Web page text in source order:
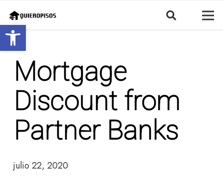
Abrir barra de herramientas
Mortgage
Discount from
Partner Banks
julio 22, 2020